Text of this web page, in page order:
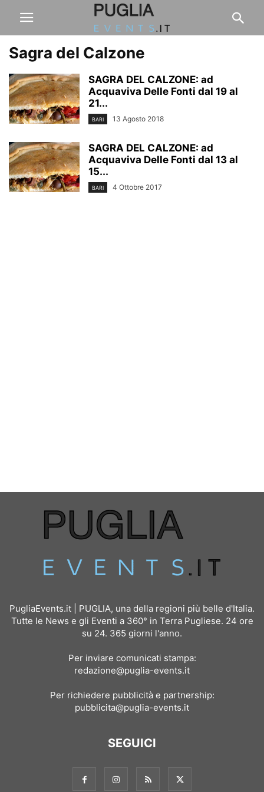
Sagra del Calzone
SAGRA DEL CALZONE: ad
Acquaviva Delle Fonti dal 19 al
21...
BARI 13 Agosto 2018
SAGRA DEL CALZONE: ad
Acquaviva Delle Fonti dal 13 al
15...
BARI 4 Ottobre 2017
PugliaEvents.it | PUGLIA, una della regioni più belle d'Italia.
Tutte le News e gli Eventi a 360° in Terra Pugliese. 24 ore
su 24. 365 giorni l'anno.
Per inviare comunicati stampa:
redazione@puglia-events.it
Per richiedere pubblicità e partnership:
pubblicita@puglia-events.it
SEGUICI